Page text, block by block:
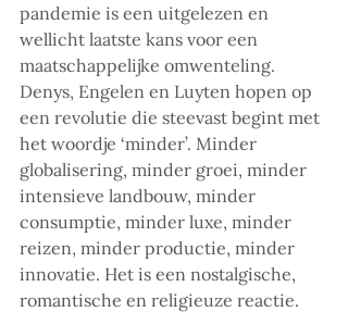
pandemie is een uitgelezen en
wellicht laatste kans voor een
maatschappelijke omwenteling.
Denys, Engelen en Luyten hopen op
een revolutie die steevast begint met
het woordje ‘minder’. Minder
globalisering, minder groei, minder
intensieve landbouw, minder
consumptie, minder luxe, minder
reizen, minder productie, minder
innovatie. Het is een nostalgische,
romantische en religieuze reactie.